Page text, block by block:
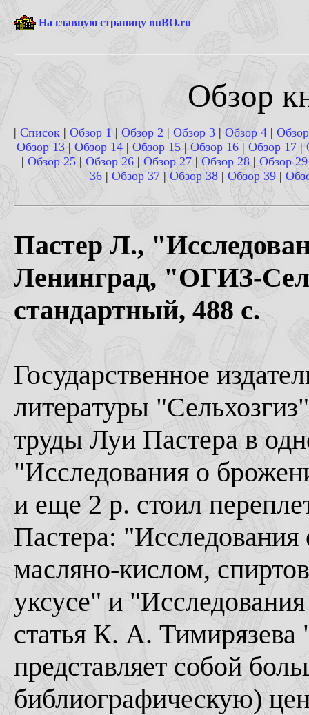
На главную страницу nuBO.ru
Обзор
| Список | Обзор 1 | Обзор 2 | Обзор 3 | Обзор 4 |
Обзор 13| Обзор 14 | Обзор 15|Обзор 16 | Обзор 17 |
| Обзор 25| Обзор 26 | Обзор 27 | Обзор 28 | Обзор 29
36| Обзор 37| Обзор 38| Обзор 39|
Пастер Л.,
Ленинград, "ОГИЗ-
стандартный, 488 с.
Государственное
литературы
труды Луи Пастера в
"Исследования о
и еще 2 р. стоил
Пастера:
масляно-кислом,
уксусе" и
статья К. А.
представляет собой
библиографическую)